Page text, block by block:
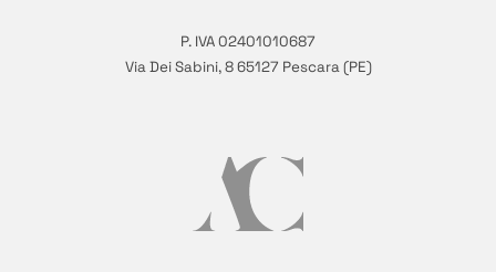
P. IVA 02401010687
Via Dei Sabini, 8 65127 Pescara (PE)